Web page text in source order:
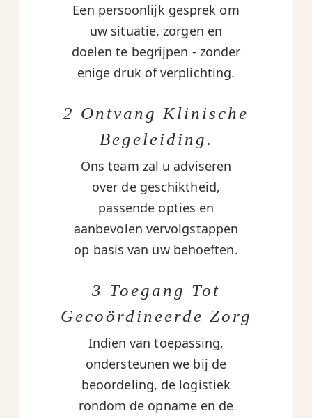
Een persoonlijk gesprek om
uw situatie, zorgen en
doelen te begrijpen - zonder
enige druk of verplichting.
2 Ontvang Klinische
Begeleiding.
Ons team zal u adviseren
over de geschiktheid,
passende opties en
aanbevolen vervolgstappen
op basis van uw behoeften.
3 Toegang Tot
Gecoördineerde Zorg
Indien van toepassing,
ondersteunen we bij de
beoordeling, de logistiek
rondom de opname en de